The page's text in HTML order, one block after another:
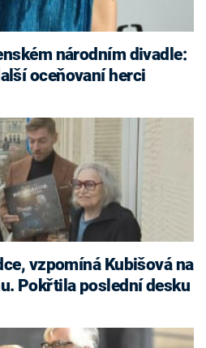
oceňovaní herci
Pokřtila poslední desku